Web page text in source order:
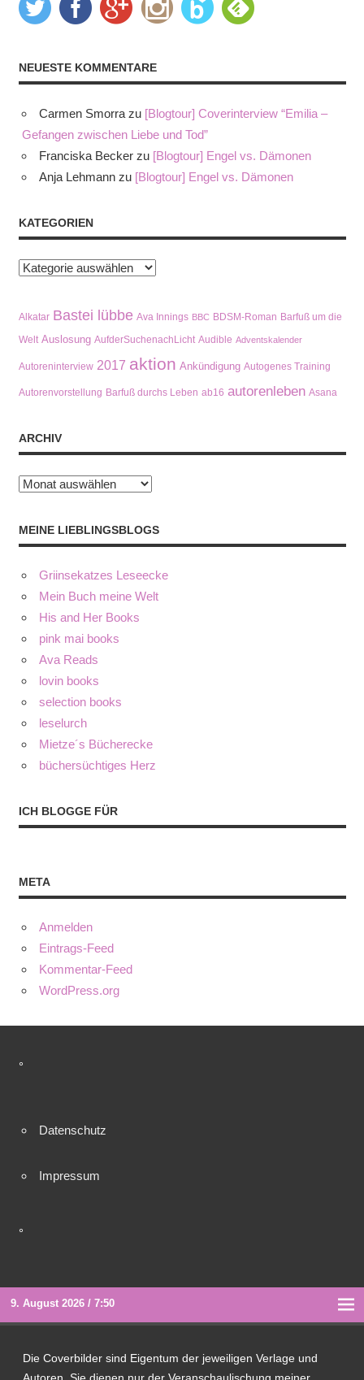
NEUESTE KOMMENTARE
Carmen Smorra zu [Blogtour] Coverinterview “Emilia –
Gefangen zwischen Liebe und Tod”
Franciska Becker zu [Blogtour] Engel vs. Dämonen
Anja Lehmann zu [Blogtour] Engel vs. Dämonen
KATEGORIEN
Kategorien
Alkatar Bastei lübbe Ava Innings BBC BDSM-Roman Barfuß um die
Welt Auslosung AufderSuchenachLicht Audible Adventskalender
Autoreninterview 2017 aktion Ankündigung Autogenes Training
Autorenvorstellung Barfuß durchs Leben ab16 autorenleben Asana
ARCHIV
Archiv
MEINE LIEBLINGSBLOGS
Griinsekatzes Leseecke
Mein Buch meine Welt
His and Her Books
pink mai books
Ava Reads
lovin books
selection books
leselurch
Mietze´s Bücherecke
büchersüchtiges Herz
ICH BLOGGE FÜR
META
Anmelden
Eintrags-Feed
Kommentar-Feed
WordPress.org
°
Datenschutz
Impressum
°
9. August 2026 / 7:50
Die Coverbilder sind Eigentum der jeweiligen Verlage und